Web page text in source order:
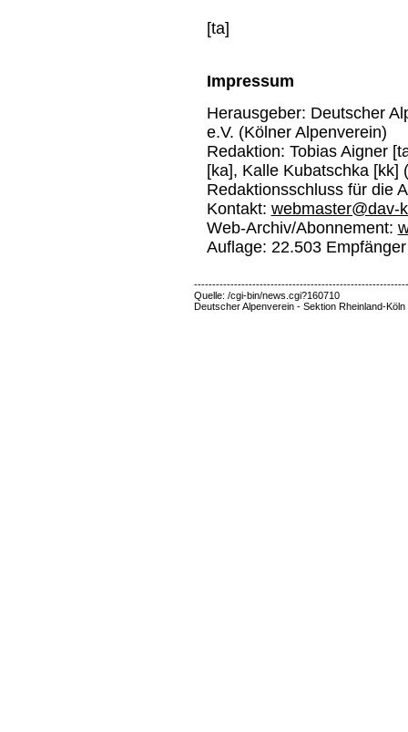
[ta]
Impressum
Herausgeber: Deutscher
e.V. (Kölner Alpenverein)
Redaktion: Tobias Aigner
[ka], Kalle Kubatschka [kk]
Redaktionsschluss für die
Kontakt: webmaster@dav-
Web-Archiv/Abonnement:
Auflage: 22.503 Empfänger
Quelle: /cgi-bin/news.cgi?160710
Deutscher Alpenverein - Sektion Rheinland-